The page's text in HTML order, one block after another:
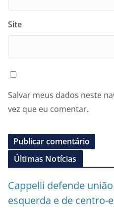
Site
Salvar meus dados neste
vez que eu comentar.
Últimas Notícias
Cappelli defende
esquerda e de centro-